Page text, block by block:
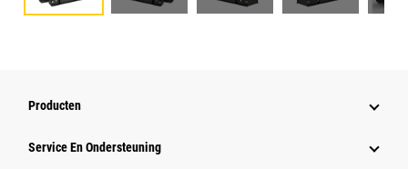
Producten
Service En Ondersteuning